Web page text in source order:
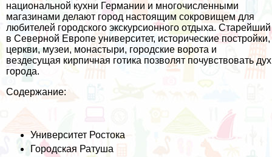
национальной кухни Германии и многочисленными
магазинами делают город настоящим сокровищем для
любителей городского экскурсионного отдыха. Старейший
в Северной Европе университет, исторические постройки,
церкви, музеи, монастыри, городские ворота и
вездесущая кирпичная готика позволят почувствовать дух
города.
Содержание:
Университет Ростока
Городская Ратуша